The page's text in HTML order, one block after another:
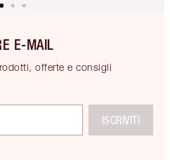
E-MAIL
offerte e consigli
ISCRIVITI